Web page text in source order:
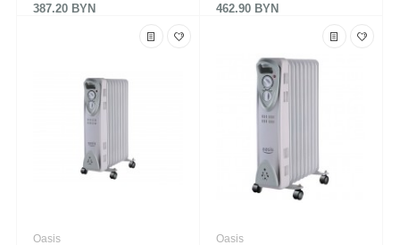
387.20 BYN 462.90 BYN
Oasis Oasis